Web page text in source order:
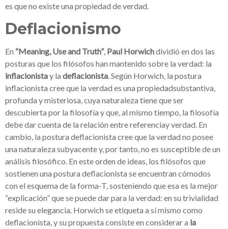
es que no existe una propiedad de verdad.
Deflacionismo
En “Meaning, Use and Truth”, Paul Horwichdividió en dos las
posturas que los filósofos han mantenido sobre la verdad: la
inflacionistay la deflacionista. Según Horwich, la postura
inflacionista cree que la verdad es una propiedadsubstantiva,
profunda y misteriosa, cuya naturaleza tiene que ser
descubierta por la filosofía y que, al mismo tiempo, la filosofía
debe dar cuenta de la relación entre referenciay verdad. En
cambio, la postura deflacionista cree que la verdad no posee
una naturaleza subyacente y, por tanto, no es susceptible de un
análisis filosófico. En este orden de ideas, los filósofos que
sostienen una postura deflacionista se encuentran cómodos
con el esquema de la forma-T, sosteniendo que esa es la mejor
“explicación” que se puede dar para la verdad: en su trivialidad
reside su elegancia. Horwich se etiqueta a sí mismo como
deflacionista, y su propuesta consiste en considerar a la